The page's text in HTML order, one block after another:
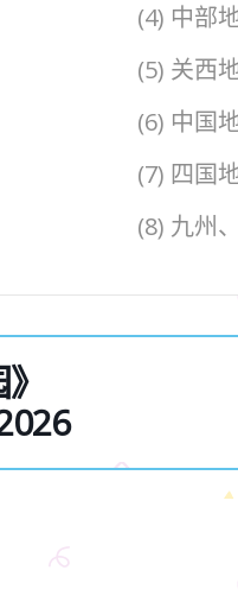
(4) 中部
(5) 关西
(6) 中国
(7) 四国
(8) 九州